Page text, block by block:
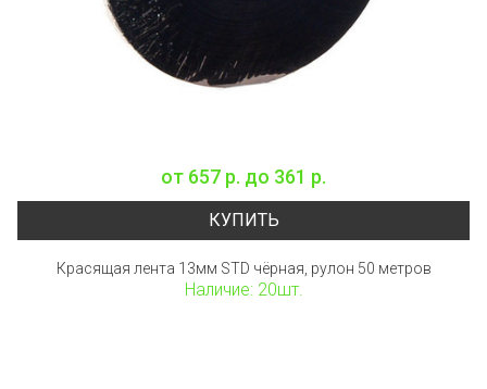
от 657 р. до 361 р.
КУПИТЬ
Красящая лента 13мм STD чёрная, рулон 50 метров
Наличие: 20шт.